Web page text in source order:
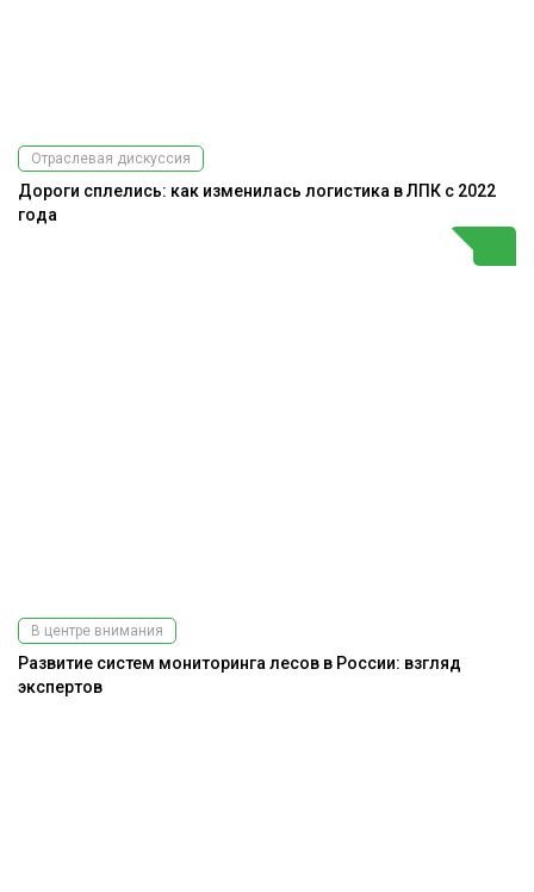
Отраслевая дискуссия
Дороги сплелись: как изменилась логистика в ЛПК с 2022
года
В центре внимания
Развитие систем мониторинга лесов в России: взгляд
экспертов